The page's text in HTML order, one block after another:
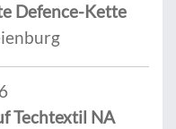
Defence-Kette
Techtextil NA